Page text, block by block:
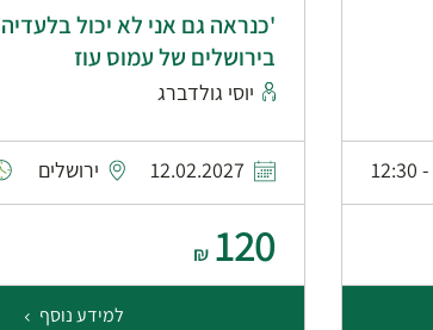
'כנראה גם אני לא יכול
בירושלים של עמוס עוז
יוסי גולדברג
12.02.2027 ירושלים
120
₪
למידע נוסף